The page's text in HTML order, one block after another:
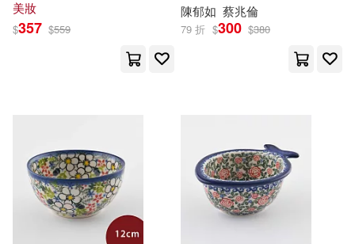
江本マシメサ(14)
波多野結衣(14)
町田苑香(14) 編輯部(14)
繪時光(14) 羽田宇佐(14)
大連理工大學出版社(44)
台灣角川電子連載漫畫(43)
新世界出版社(43)
美妝
$357 $559
陳郁如 蔡兆倫
79 折 $300 $380